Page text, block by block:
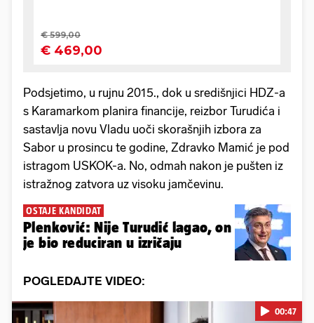
Podsjetimo, u rujnu 2015., dok u središnjici HDZ-a
s Karamarkom planira financije, reizbor Turudića i
sastavlja novu Vladu uoči skorašnjih izbora za
Sabor u prosincu te godine, Zdravko Mamić je pod
istragom USKOK-a. No, odmah nakon je pušten iz
istražnog zatvora uz visoku jamčevinu.
OSTAJE KANDIDAT
Plenković: Nije Turudić lagao, on
je bio reduciran u izričaju
POGLEDAJTE VIDEO:
00:47